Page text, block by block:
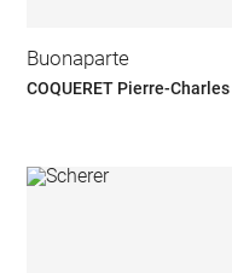
Buonaparte
COQUERET Pierre-Charles